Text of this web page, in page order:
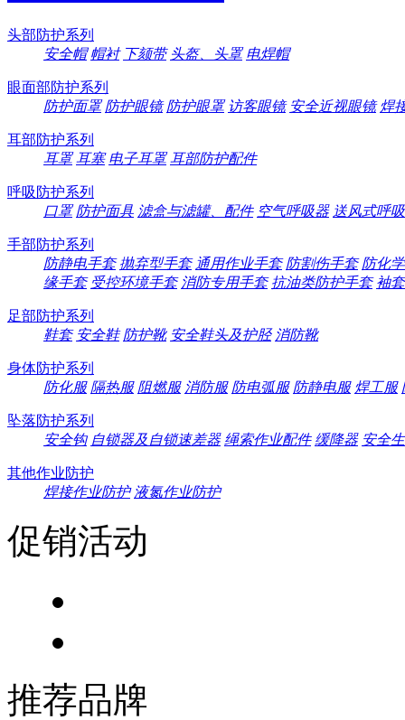
头部防护系列
安全帽 帽衬 下颏带 头盔、头罩 电焊帽
眼面部防护系列
防护面罩 防护眼镜 防护眼罩 访客眼镜 安全近视眼镜 焊
耳部防护系列
耳罩 耳塞 电子耳罩 耳部防护配件
呼吸防护系列
口罩 防护面具 滤盒与滤罐、配件 空气呼吸器 送风式呼
手部防护系列
防静电手套 抛弃型手套 通用作业手套 防割伤手套 防化
缘手套 受控环境手套 消防专用手套 抗油类防护手套 袖套
足部防护系列
鞋套 安全鞋 防护靴 安全鞋头及护胫 消防靴
身体防护系列
防化服 隔热服 阻燃服 消防服 防电弧服 防静电服 焊工服
坠落防护系列
安全钩 自锁器及自锁速差器 绳索作业配件 缓降器 安全
其他作业防护
焊接作业防护 液氮作业防护
促销活动
推荐品牌